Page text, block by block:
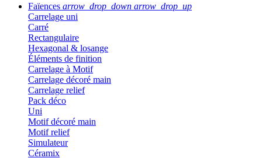
Faïences arrow_drop_down arrow_drop_up
Carrelage uni
Carré
Rectangulaire
Hexagonal & losange
Éléments de finition
Carrelage à Motif
Carrelage décoré main
Carrelage relief
Pack déco
Uni
Motif décoré main
Motif relief
Simulateur
Céramix